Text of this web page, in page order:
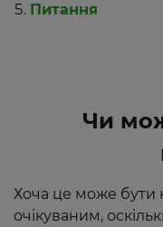
Питання
Чи
Хоча це може бути
очікуваним,